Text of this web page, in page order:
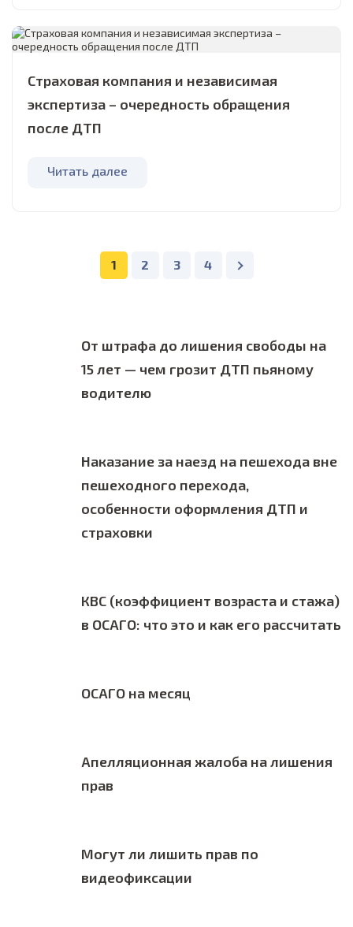
Страховая компания и независимая
экспертиза – очередность обращения
после ДТП
Читать далее
1 2 3 4
От штрафа до лишения свободы на
15 лет — чем грозит ДТП пьяному
водителю
Наказание за наезд на пешехода вне
пешеходного перехода,
особенности оформления ДТП и
страховки
КВС (коэффициент возраста и стажа)
в ОСАГО: что это и как его рассчитать
ОСАГО на месяц
Апелляционная жалоба на лишения
прав
Могут ли лишить прав по
видеофиксации